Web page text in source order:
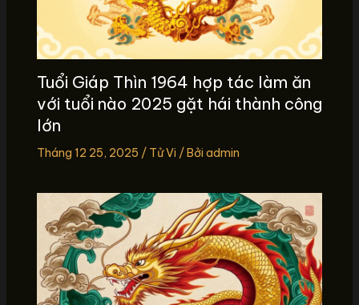
Tuổi Giáp Thìn 1964 hợp tác làm ăn
với tuổi nào 2025 gặt hái thành công
lớn
Tháng 12 25, 2025 / Tử Vi / Bởi admin